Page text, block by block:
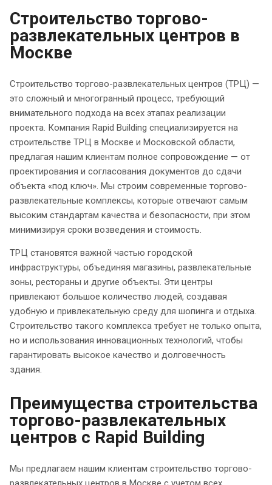
Строительство торгово-
развлекательных центров в
Москве
Строительство торгово-развлекательных центров (ТРЦ) —
это сложный и многогранный процесс, требующий
внимательного подхода на всех этапах реализации
проекта. Компания Rapid Building специализируется на
строительстве ТРЦ в Москве и Московской области,
предлагая нашим клиентам полное сопровождение — от
проектирования и согласования документов до сдачи
объекта «под ключ». Мы строим современные торгово-
развлекательные комплексы, которые отвечают самым
высоким стандартам качества и безопасности, при этом
минимизируя сроки возведения и стоимость.
ТРЦ становятся важной частью городской
инфраструктуры, объединяя магазины, развлекательные
зоны, рестораны и другие объекты. Эти центры
привлекают большое количество людей, создавая
удобную и привлекательную среду для шопинга и отдыха.
Строительство такого комплекса требует не только опыта,
но и использования инновационных технологий, чтобы
гарантировать высокое качество и долговечность
здания.
Преимущества строительства
торгово-развлекательных
центров с Rapid Building
Мы предлагаем нашим клиентам строительство торгово-